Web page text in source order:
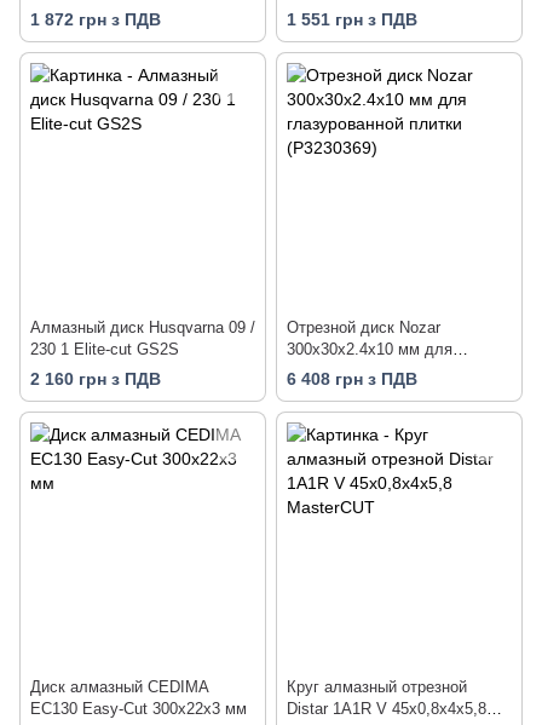
1 872 грн з ПДВ
7 / 22,23мм
1 551 грн з ПДВ
Алмазный диск Husqvarna 09 /
230 1 Elite-cut GS2S
2 160 грн з ПДВ
Отрезной диск Nozar
300х30х2.4х10 мм для
глазурованной плитки
(P3230369)
6 408 грн з ПДВ
Диск алмазный CEDIMA
EC130 Easy-Cut 300х22х3 мм
Круг алмазный отрезной
Distar 1A1R V 45x0,8x4x5,8